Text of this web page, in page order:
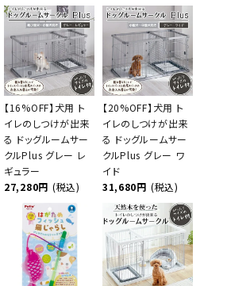
【16%OFF】犬用 ト
イレのしつけが出来
る ドッグルームサー
クルPlus グレー レ
ギュラー
27,280円 (税込)
【20%OFF】犬用 ト
イレのしつけが出来
る ドッグルームサー
クルPlus グレー ワ
イド
31,680円 (税込)